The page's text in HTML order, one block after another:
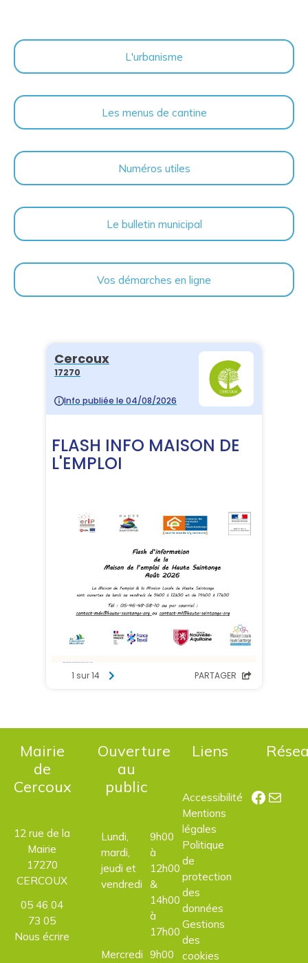
L'urbanisme
Les menus de cantine
Numéros utiles
Le bulletin municipal
Vos démarches en ligne
Mairie
de
Cercoux
12 rue de la
Mairie
17270
CERCOUX
05 46 04
73 05
Nous écrire
Ouverture
au
public
Lundi,
mardi,
jeudi et
vendredi
9h00
à
12h00
&
14h00
à
17h00
Mercredi 9h00
Liens
Accessibilité
Mentions
légales
Politique
de
protection
des
données
Gestions
des
cookies
E-mail